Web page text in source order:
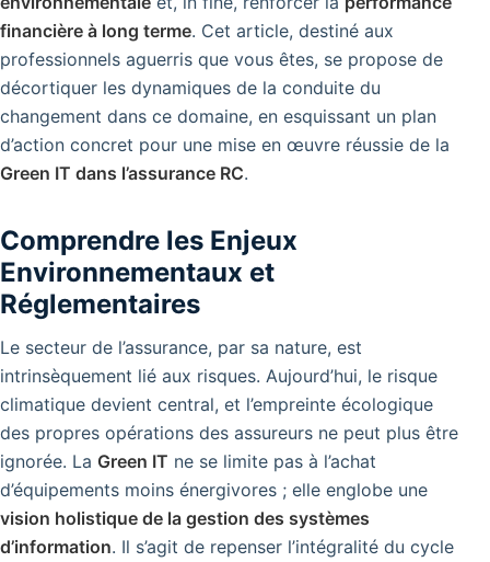
financière à long terme. Cet article, destiné aux
professionnels aguerris que vous êtes, se propose de
décortiquer les dynamiques de la conduite du
changement dans ce domaine, en esquissant un plan
d’action concret pour une mise en œuvre réussie de la
Green IT dans l’assurance RC.
Comprendre les Enjeux
Environnementaux et
Réglementaires
Le secteur de l’assurance, par sa nature, est
intrinsèquement lié aux risques. Aujourd’hui, le risque
climatique devient central, et l’empreinte écologique
des propres opérations des assureurs ne peut plus être
ignorée. La Green IT ne se limite pas à l’achat
d’équipements moins énergivores ; elle englobe une
vision holistique de la gestion des systèmes
d’information. Il s’agit de repenser l’intégralité du cycle